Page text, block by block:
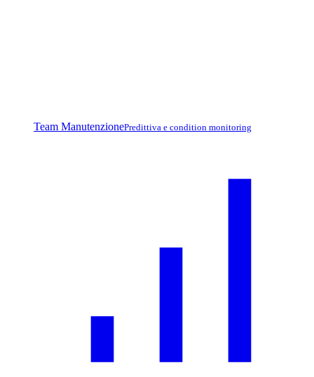
Team ManutenzionePredittiva e condition monitoring